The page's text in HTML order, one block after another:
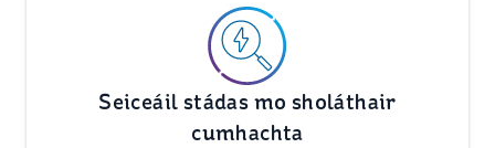
Seiceáil stádas mo sholáthair
cumhachta